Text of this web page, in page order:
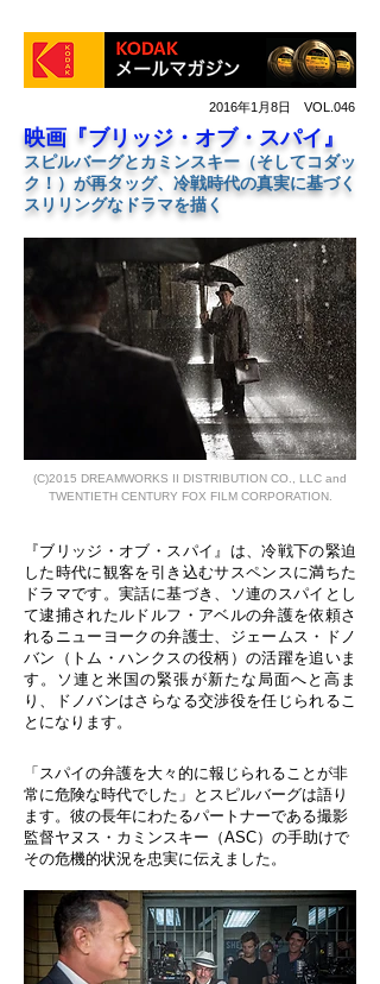
2016年1月8日 VOL.046
映画『ブリッジ・オブ・スパイ』
スピルバーグとカミンスキー（そしてコダッ
ク！）が再タッグ、 冷戦時代の真実に基づく
スリリングなドラマを描く
(C)2015 DREAMWORKS II DISTRIBUTION CO., LLC and
TWENTIETH CENTURY FOX FILM CORPORATION.
『ブリッジ・オブ・スパイ』は、冷戦下の緊迫
した時代に観客を引き込むサスペンスに満ちた
ドラマです。実話に基づき、ソ連のスパイとし
て逮捕されたルドルフ・アベルの弁護を依頼さ
れるニューヨークの弁護士、ジェームス・ドノ
バン（トム・ハンクスの役柄）の活躍を追いま
す。ソ連と米国の緊張が新たな局面へと高ま
り、ドノバンはさらなる交渉役を任じられるこ
とになります。
「スパイの弁護を大々的に報じられることが非
常に危険な時代でした」とスピルバーグは語り
ます。彼の長年にわたるパートナーである撮影
監督ヤヌス・カミンスキー（ASC）の手助けで
その危機的状況を忠実に伝えました。